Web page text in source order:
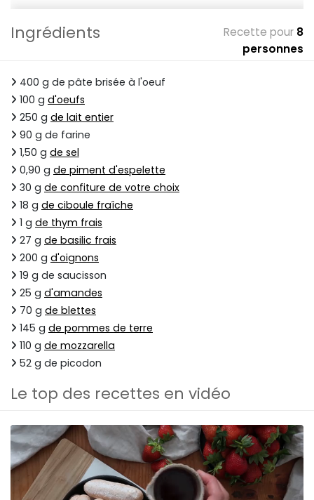
Ingrédients Recette pour 8
personnes
400 g de pâte brisée à l'oeuf
100 g d'oeufs
250 g de lait entier
90 g de farine
1,50 g de sel
0,90 g de piment d'espelette
30 g de confiture de votre choix
18 g de ciboule fraîche
1 g de thym frais
27 g de basilic frais
200 g d'oignons
19 g de saucisson
25 g d'amandes
70 g de blettes
145 g de pommes de terre
110 g de mozzarella
52 g de picodon
Le top des recettes en vidéo